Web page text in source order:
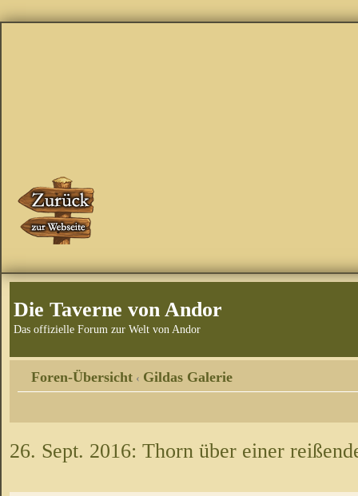
Die Taverne von Andor
Das offizielle Forum zur Welt von Andor
Foren-Übersicht ‹ Gildas Galerie
26. Sept. 2016: Thorn über einer